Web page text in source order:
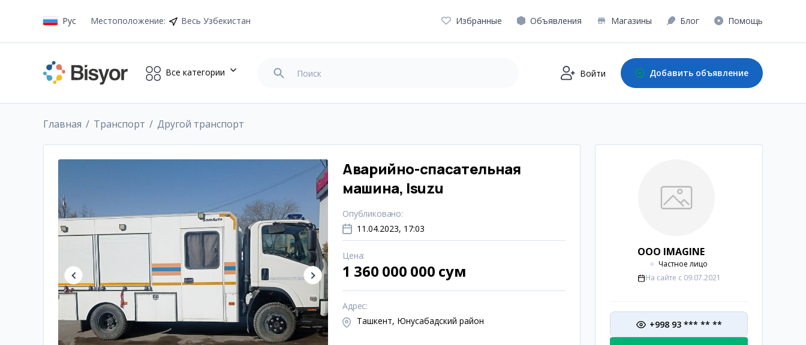
Рус Местоположение: Весь Узбекистан Избранные Объявления Магазины Блог Помощь
Все категории Войти Добавить объявление
Главная Транспорт Другой транспорт
Аварийно-спасательная
машина, Isuzu
Опубликовано:
11.04.2023, 17:03
Цена:
1 360 000 000 сум
Адрес:
Ташкент, Юнусабадский район
OOO IMAGINE
Частное лицо
На сайте с 09.07.2021
+998 93 *** ** **